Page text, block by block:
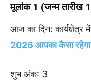
मूलांक 1 (जन्म तारीख
आज का दिन: कार्यक्षेत्र
2026 आपका कैसा रहेगा
शुभ अंक: 3